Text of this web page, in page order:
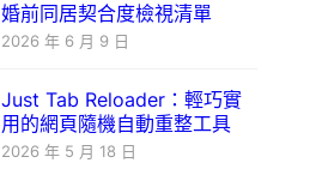
婚前同居契合度檢視清單
2026 年 6 月 9 日
Just Tab Reloader：輕巧實
用的網頁隨機自動重整工具
2026 年 5 月 18 日